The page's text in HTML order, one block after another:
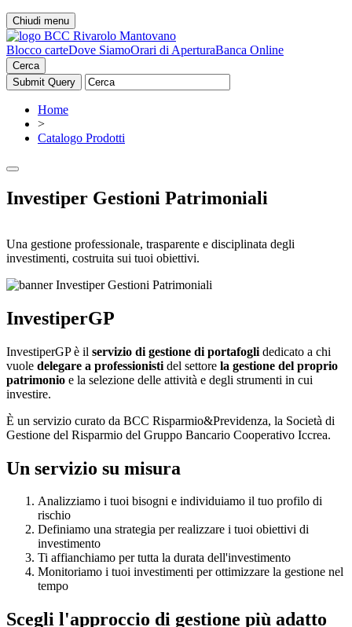
Chiudi menu
Blocco carteDove SiamoOrari di AperturaBanca Online
Cerca
Home
>
Catalogo Prodotti
Investiper Gestioni Patrimoniali
Una gestione professionale, trasparente e disciplinata degli
investimenti, costruita sui tuoi obiettivi.
InvestiperGP
InvestiperGP è il servizio di gestione di portafogli dedicato a chi
vuole delegare a professionisti del settore la gestione del proprio
patrimonio e la selezione delle attività e degli strumenti in cui
investire.
È un servizio curato da BCC Risparmio&Previdenza, la Società di
Gestione del Risparmio del Gruppo Bancario Cooperativo Iccrea.
Un servizio su misura
Analizziamo i tuoi bisogni e individuiamo il tuo profilo di
rischio
Definiamo una strategia per realizzare i tuoi obiettivi di
investimento
Ti affianchiamo per tutta la durata dell'investimento
Monitoriamo i tuoi investimenti per ottimizzare la gestione nel
tempo
Scegli l'approccio di gestione più adatto